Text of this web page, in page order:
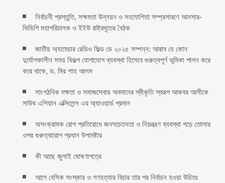
নির্বাচনী প্রস্তুতি, সক্ষমতা উন্নয়ন ও সহযোগিতা সম্প্রসারণে আনসার-
ভিডিপি মহাপরিচালক ও ইইউ রাষ্ট্রদূতের বৈঠক
জাতীয় অ্যামেচার রেডিও ফিল্ড ডে ২০২৫ সম্পন্ন: আরাব যে কোন
দুর্যোগকালীন সময় বিকল্প যোগাযোগ ব্যবস্থা হিসেবে গুরুত্বপূর্ণ ভূমিকা পালন করে
করে থাকে, ড. মির শাহ আলম
সাংগঠনিক দক্ষতা ও সমাজসেবায় অবদানের স্বীকৃতি স্বরূপ আকবর আলীকে
সাউথ এশিয়ান এক্সিলেন্স এর অ্যাওয়ার্ড প্রদান
অসংক্রামক রোগ প্রতিরোধে জনসচেতনতা ও নিয়ন্ত্রণ ব্যবস্থা গড়ে তোলার
ওপর গুরুত্বারোপ প্রধান উপদেষ্টার
কী আছে জুলাই ঘোষণাপত্রে
আগে বেসিক সংস্কার ও গণহত্যার বিচার তার পর নির্বাচন হওয়া উচিতঃ